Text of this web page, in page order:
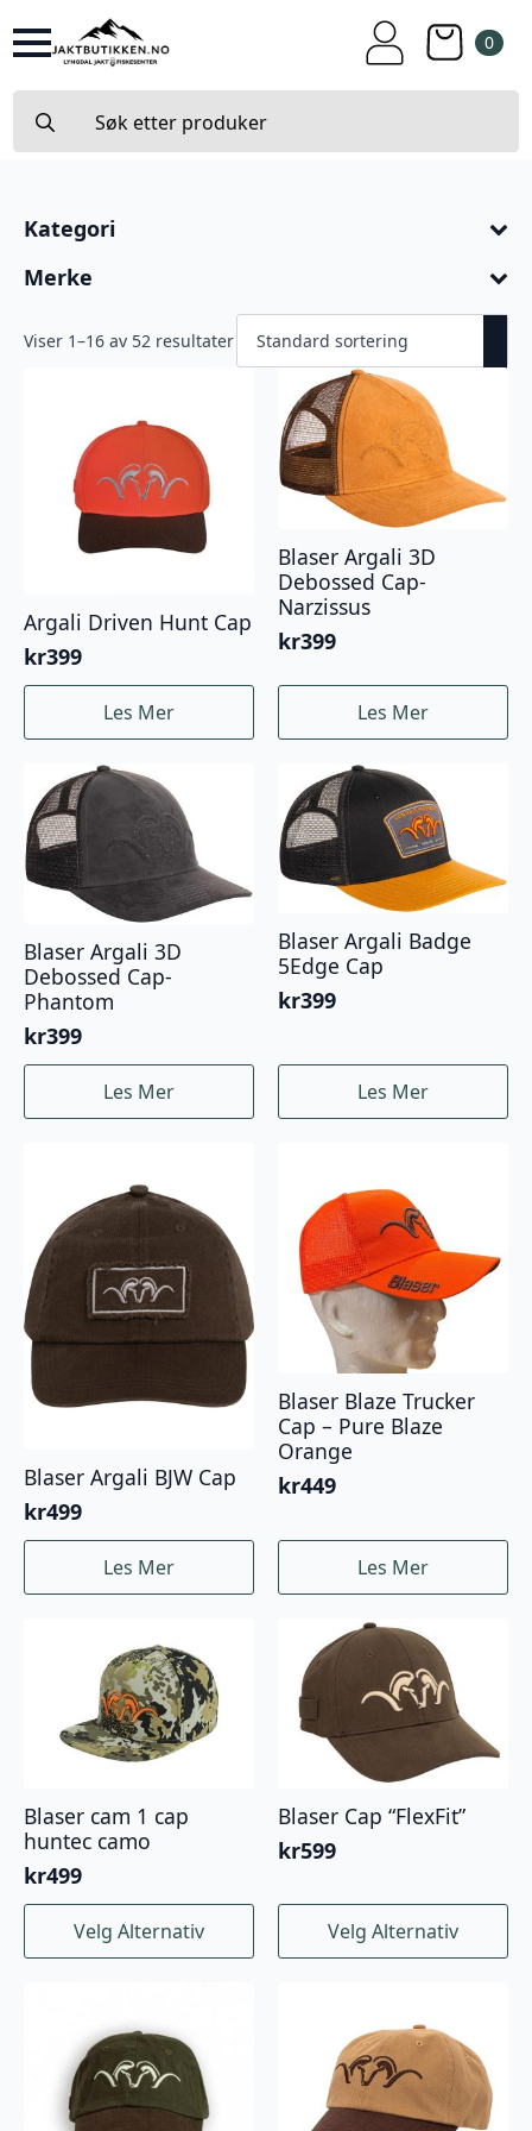
0
for:
Kategori
Merke
Viser 1–16 av 52 resultater
Argali Driven Hunt Cap
kr399
Les Mer
Blaser Argali 3D
Debossed Cap-
Narzissus
kr399
Les Mer
Blaser Argali 3D
Debossed Cap-
Phantom
kr399
Les Mer
Blaser Argali Badge
5Edge Cap
kr399
Les Mer
Blaser Argali BJW Cap
kr499
Les Mer
Blaser Blaze Trucker
Cap – Pure Blaze
Orange
kr449
Les Mer
Blaser cam 1 cap
huntec camo
kr499
Velg Alternativ
Dette
produktet
Alternativene
velges
Blaser Cap “FlexFit”
kr599
Velg Alternativ
Dette
produktet
Alternativene
velges